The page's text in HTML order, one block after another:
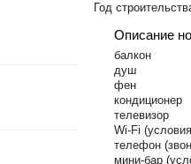
Год
Описание
балкон
душ
фен
кондиционер
телевизор
Wi-Fi
телефон
мини-бар